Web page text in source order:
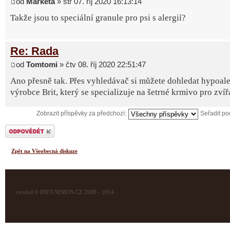
Takže jsou to speciální granule pro psi s alergií?
Re: Rada
od Tomtomi » čtv 08. říj 2020 22:51:47
Ano přesně tak. Přes vyhledávač si můžete dohledat
výrobce Brit, který se specializuje na šetrné krmivo pro
Zobrazit příspěvky za předchozí: Seřadit
Odeslat odpověď
Zpět na Všeobecná diskuze
vyrobil © INET-SERVIS.CZ 2008 - 2014